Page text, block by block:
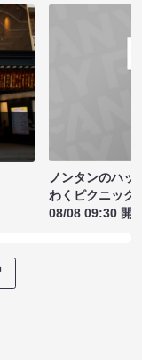
ノンタンのハッ
わくピクニック
08/08 09:30 開